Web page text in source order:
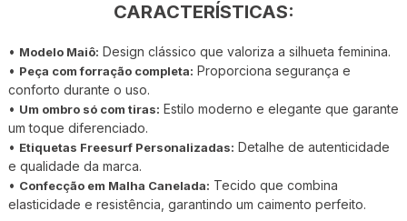
CARACTERÍSTICAS:
• Modelo Maiô: Design clássico que valoriza a silhueta feminina.
• Peça com forração completa: Proporciona segurança e
conforto durante o uso.
• Um ombro só com tiras: Estilo moderno e elegante que garante
um toque diferenciado.
• Etiquetas Freesurf Personalizadas: Detalhe de autenticidade
e qualidade da marca.
• Confecção em Malha Canelada: Tecido que combina
elasticidade e resistência, garantindo um caimento perfeito.